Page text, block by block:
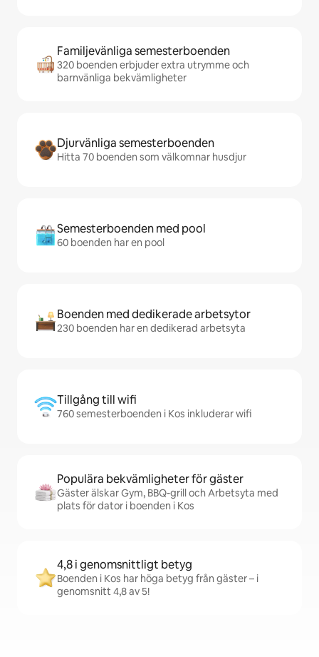
Familjevänliga semesterboenden
320 boenden erbjuder extra utrymme och
barnvänliga bekvämligheter
Djurvänliga semesterboenden
Hitta 70 boenden som välkomnar husdjur
Semesterboenden med pool
60 boenden har en pool
Boenden med dedikerade arbetsytor
230 boenden har en dedikerad arbetsyta
Tillgång till wifi
760 semesterboenden i Kos inkluderar wifi
Populära bekvämligheter för gäster
Gäster älskar Gym, BBQ-grill och Arbetsyta med
plats för dator i boenden i Kos
4,8 i genomsnittligt betyg
Boenden i Kos har höga betyg från gäster – i
genomsnitt 4,8 av 5!